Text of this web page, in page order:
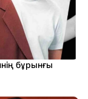
бұрынғы